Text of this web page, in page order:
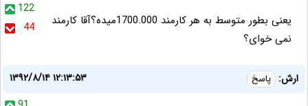
122
44
یعنی بطور متوسط به هر کارمند 1700.000میده؟آقا کارمند
نمی خوای؟
ارش: پاسخ
۱۳۹۲/۸/۱۴ ۱۲:۱۳:۵۳